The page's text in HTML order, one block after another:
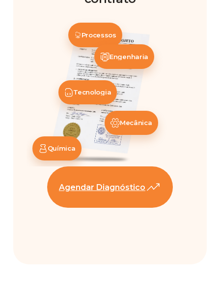
Agendar Diagnóstico
Mecânica
Tecnologia
Processos
Engenharia
Química